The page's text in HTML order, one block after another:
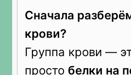
Сначала
крови?
Группа крови —
просто белки на